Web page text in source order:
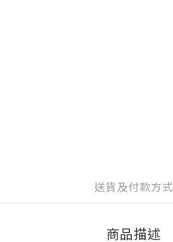
送貨及付款方式
商品描述